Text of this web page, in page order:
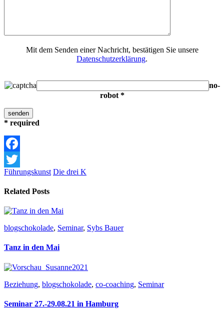
Mit dem Senden einer Nachricht, bestätigen Sie unsere
Datenschutzerklärung.
no-
robot *
* required
Facebook
Twitter
Führungskunst Die drei K
Related Posts
blogschokolade, Seminar, Sybs Bauer
Tanz in den Mai
Beziehung, blogschokolade, co-coaching, Seminar
Seminar 27.-29.08.21 in Hamburg